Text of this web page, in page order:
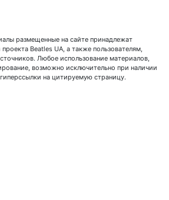
размещенные на сайте принадлежат
Beatles UA, а также пользователям,
Любое использование материалов,
возможно исключительно при наличии
на цитируемую страницу.